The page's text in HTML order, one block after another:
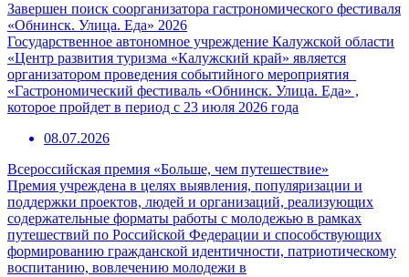
Завершен поиск соорганизатора гастрономического фестиваля
«Обнинск. Улица. Еда» 2026
Государственное автономное учреждение Калужской области
«Центр развития туризма «Калужский край» является
организатором проведения событийного мероприятия
«Гастрономический фестиваль «Обнинск. Улица. Еда» ,
которое пройдет в период с 23 июля 2026 года
08.07.2026
Всероссийская премия «Больше, чем путешествие»
Премия учреждена в целях выявления, популяризации и
поддержки проектов, людей и организаций, реализующих
содержательные форматы работы с молодежью в рамках
путешествий по Российской Федерации и способствующих
формированию гражданской идентичности, патриотическому
воспитанию, вовлечению молодежи в